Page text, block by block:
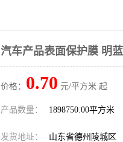
汽车产品表面保护膜 明
价格： 0.70 元/平方米 起
产品数量： 1898750.00平方米
发货地址： 山东省德州陵城区